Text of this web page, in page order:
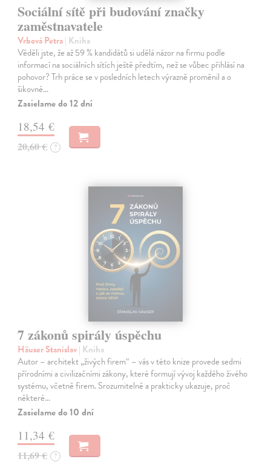
Sociální sítě při budování značky
zaměstnavatele
Vrbová Petra| Kniha
Věděli jste, že až 59 % kandidátů si udělá názor na firmu podle
informací na sociálních sítích ještě předtím, než se vůbec přihlásí na
pohovor? Trh práce se v posledních letech výrazně proměnil a o
šikovné…
Zasielame do 12 dní
18,54 €
20,60 € ?
7 zákonů spirály úspěchu
Häuser Stanislav| Kniha
Autor – architekt „živých firem“ – vás v této knize provede sedmi
přírodními a civilizačními zákony, které formují vývoj každého živého
systému, včetně firem. Srozumitelně a prakticky ukazuje, proč
některé…
Zasielame do 10 dní
11,34 €
11,69 € ?